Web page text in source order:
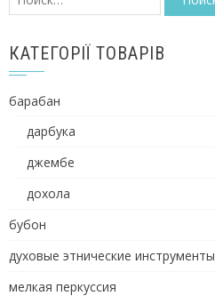
КАТЕГОРІЇ ТОВАРІВ
барабан
дарбука
джембе
дохола
бубон
духовые этнические инструменты
мелкая перкуссия